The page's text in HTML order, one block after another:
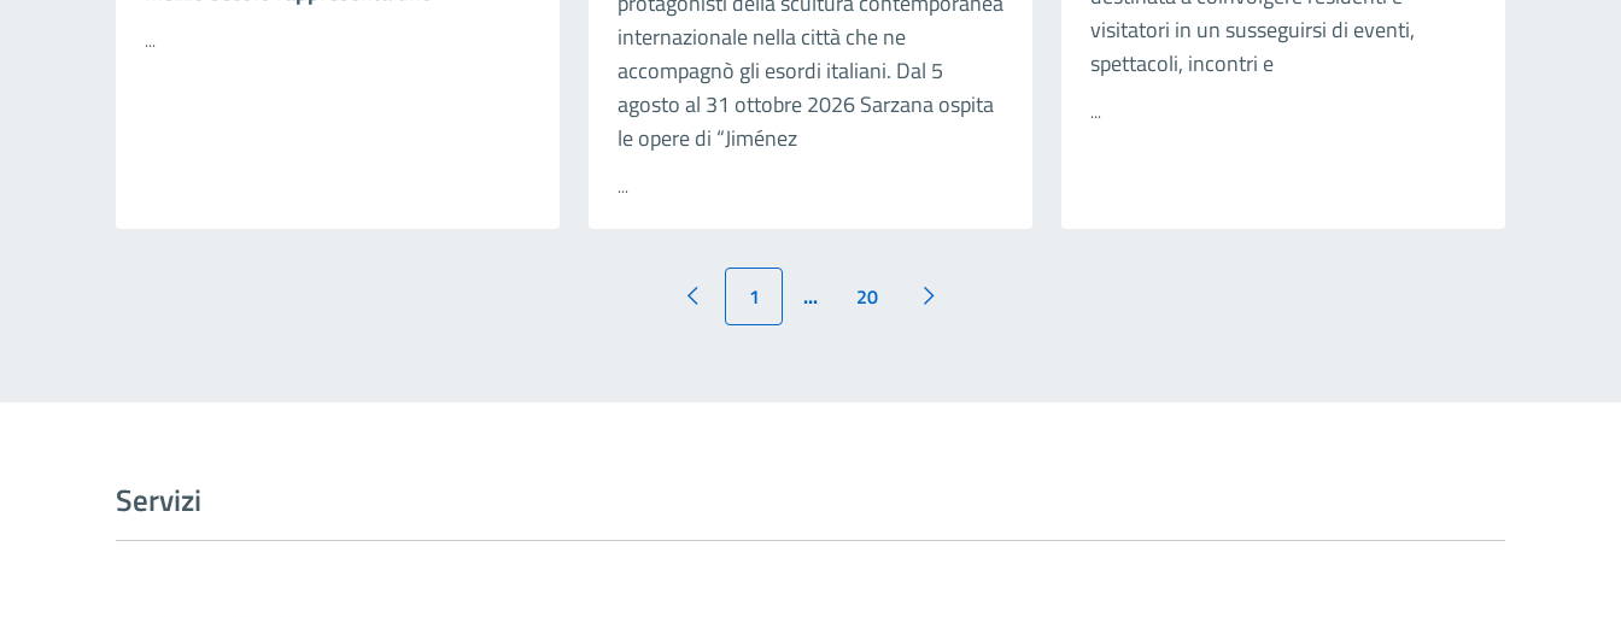
...
internazionale nella città che ne
accompagnò gli esordi italiani. Dal 5
agosto al 31 ottobre 2026 Sarzana ospita
le opere di “Jiménez
...
visitatori in un susseguirsi di eventi,
spettacoli, incontri e
...
1 ... 20
Servizi